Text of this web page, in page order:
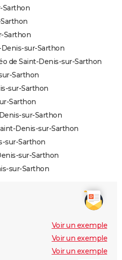
Sarthon
Sarthon
sur-Sarthon
de Saint-Denis-sur-Sarthon
Sarthon
sur-Sarthon
Sarthon
sur-Sarthon
Denis-sur-Sarthon
sur-Sarthon
sur-Sarthon
sur-Sarthon
Voir un exemple
Voir un exemple
Voir un exemple